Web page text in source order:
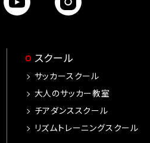
スクール
サッカースクール
大人のサッカー教室
チアダンススクール
リズムトレーニングスクール